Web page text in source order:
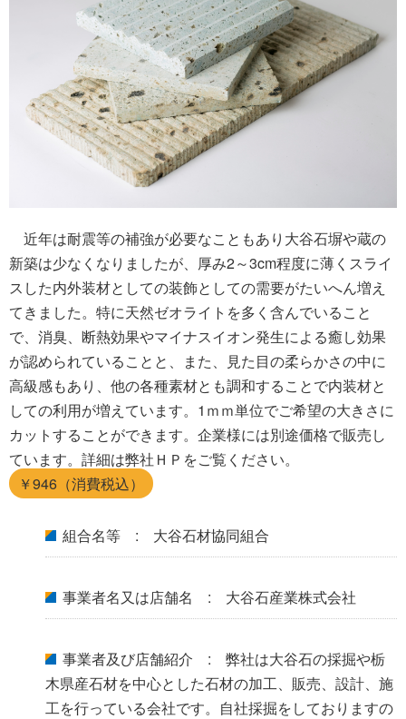
近年は耐震等の補強が必要なこともあり大谷石塀や蔵の
新築は少なくなりましたが、厚み2～3cm程度に薄くスライ
スした内外装材としての装飾としての需要がたいへん増え
てきました。特に天然ゼオライトを多く含んでいること
で、消臭、断熱効果やマイナスイオン発生による癒し効果
が認められていることと、また、見た目の柔らかさの中に
高級感もあり、他の各種素材とも調和することで内装材と
しての利用が増えています。1ｍｍ単位でご希望の大きさに
カットすることができます。企業様には別途価格で販売し
ています。詳細は弊社ＨＰをご覧ください。
￥946（消費税込）
組合名等 : 大谷石材協同組合
事業者名又は店舗名 : 大谷石産業株式会社
事業者及び店舗紹介 : 弊社は大谷石の採掘や栃
木県産石材を中心とした石材の加工、販売、設計、施
工を行っている会社です。自社採掘をしておりますの